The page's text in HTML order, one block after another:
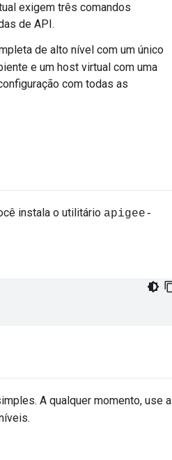
exigem três comandos
de API.
de alto nível com um único
e um host virtual com uma
com todas as
instala o utilitário apigee-
A qualquer momento, use a